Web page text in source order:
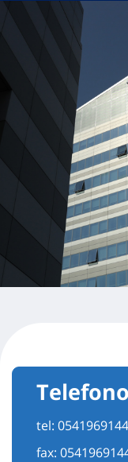
Telefono
tel: 0541969144
fax: